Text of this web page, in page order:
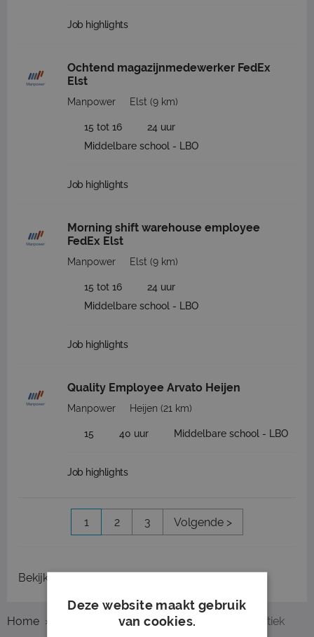
Job highlights
Ochtend magazijnmedewerker FedEx
Elst
Manpower Elst (9 km)
15 tot 16
24 uur
Middelbare school - LBO
Job highlights
Morning shift warehouse employee
FedEx Elst
Manpower Elst (9 km)
15 tot 16
24 uur
Middelbare school - LBO
Job highlights
Quality Employee Arvato Heijen
Manpower Heijen (21 km)
15 40 uur Middelbare school - LBO
Job highlights
1 2 3 Volgende >
Bekijk
Home Overzicht vacatures Nijmegen Logistiek
Deze website maakt gebruik
van cookies.